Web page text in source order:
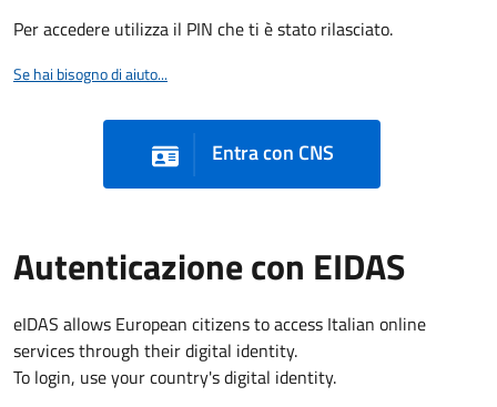
Per accedere utilizza il PIN che ti è stato rilasciato.
Se hai bisogno di aiuto...
Entra con CNS
Autenticazione con EIDAS
eIDAS allows European citizens to access Italian online
services through their digital identity.
To login, use your country's digital identity.